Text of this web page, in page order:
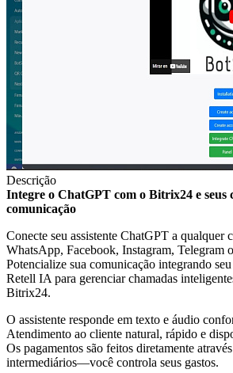
Descrição
Integre o ChatGPT com o Bitrix24 e seus
comunicação
Conecte seu assistente ChatGPT a qualquer
WhatsApp, Facebook, Instagram, Telegram
Potencialize sua comunicação integrando
Retell IA para gerenciar chamadas
Bitrix24.
O assistente responde em texto e áudio
Atendimento ao cliente natural, rápido e
Os pagamentos são feitos diretamente
intermediários—você controla seus gastos.